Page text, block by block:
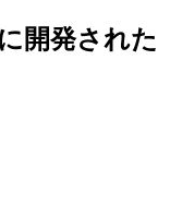
開発された